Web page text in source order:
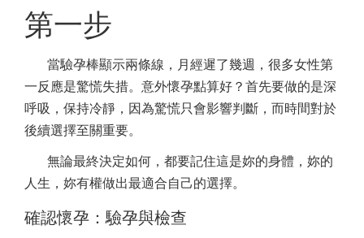
第一步
當驗孕棒顯示兩條線，月經遲了幾週，很多女性第
一反應是驚慌失措。意外懷孕點算好？首先要做的是深
呼吸，保持冷靜，因為驚慌只會影響判斷，而時間對於
後續選擇至關重要。
無論最終決定如何，都要記住這是妳的身體，妳的
人生，妳有權做出最適合自己的選擇。
確認懷孕：驗孕與檢查